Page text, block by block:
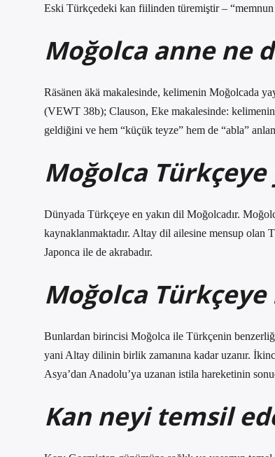
Eski Türkçedeki kan fiilinden türemiştir –
Moğolca anne ne
Räsänen äkä makalesinde, kelimenin Moğolcada
(VEWT 38b); Clauson, Eke makalesinde: kelimenin
geldiğini ve hem “küçük teyze” hem de “abla”
Moğolca Türkçeye
Dünyada Türkçeye en yakın dil Moğolcadır.
kaynaklanmaktadır. Altay dil ailesine mensup
Japonca ile de akrabadır.
Moğolca
Bunlardan birincisi Moğolca ile Türkçenin
yani Altay dilinin birlik zamanına kadar uzanır.
Asya’dan Anadolu’ya uzanan istila hareketinin
Kan neyi temsil